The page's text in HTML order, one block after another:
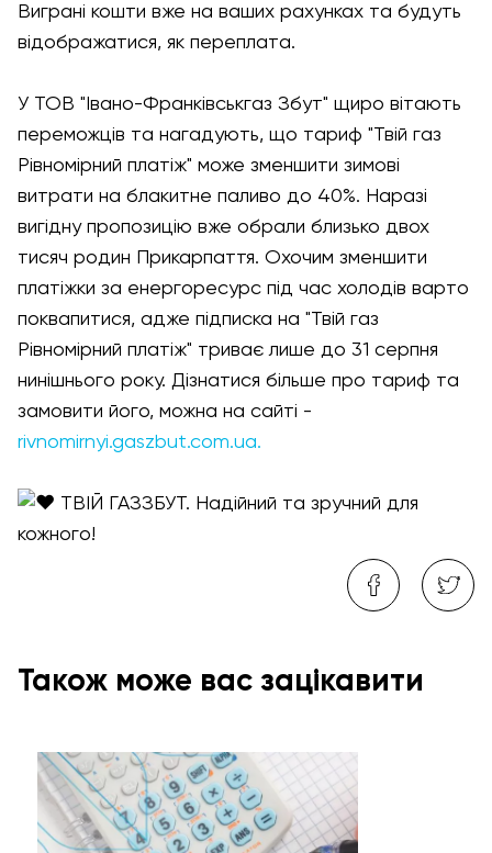
Виграні кошти вже на ваших рахунках та будуть
відображатися, як переплата.
У ТОВ "Івано-Франківськгаз Збут" щиро вітають
переможців та нагадують, що тариф "Твій газ
Рівномірний платіж" може зменшити зимові
витрати на блакитне паливо до 40%. Наразі
вигідну пропозицію вже обрали близько двох
тисяч родин Прикарпаття. Охочим зменшити
платіжки за енергоресурс під час холодів варто
поквапитися, адже підписка на "Твій газ
Рівномірний платіж" триває лише до 31 серпня
нинішнього року. Дізнатися більше про тариф та
замовити його, можна на сайті -
rivnomirnyi.gaszbut.com.ua.
ТВІЙ ГАЗЗБУТ. Надійний та зручний для
кожного!
Також може вас зацікавити